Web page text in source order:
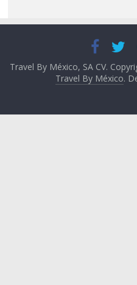
Travel By México, SA CV.
Travel By México.